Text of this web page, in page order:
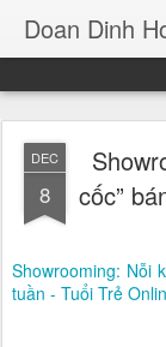
DEC
8
cốc”
Showrooming: Nỗi
tuần - Tuổi Trẻ